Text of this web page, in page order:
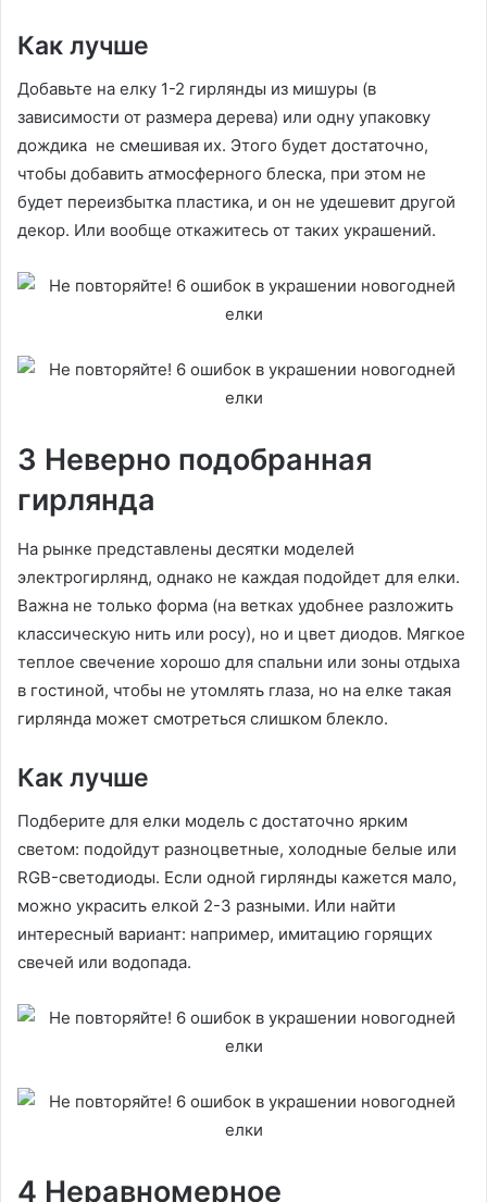
Как лучше
Добавьте на елку 1-2 гирлянды из мишуры (в
зависимости от размера дерева) или одну упаковку
дождика не смешивая их. Этого будет достаточно,
чтобы добавить атмосферного блеска, при этом не
будет переизбытка пластика, и он не удешевит другой
декор. Или вообще откажитесь от таких украшений.
3 Неверно подобранная
гирлянда
На рынке представлены десятки моделей
электрогирлянд, однако не каждая подойдет для елки.
Важна не только форма (на ветках удобнее разложить
классическую нить или росу), но и цвет диодов. Мягкое
теплое свечение хорошо для спальни или зоны отдыха
в гостиной, чтобы не утомлять глаза, но на елке такая
гирлянда может смотреться слишком блекло.
Как лучше
Подберите для елки модель с достаточно ярким
светом: подойдут разноцветные, холодные белые или
RGB-светодиоды. Если одной гирлянды кажется мало,
можно украсить елкой 2-3 разными. Или найти
интересный вариант: например, имитацию горящих
свечей или водопада.
4 Неравномерное